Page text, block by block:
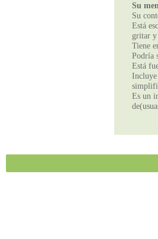
Su
Su
Está
gritar
Tiene
Podría
Está
Incluye
Es un